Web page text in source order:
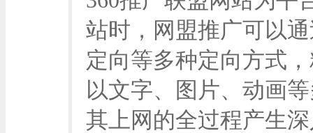
站时，网盟推广可以
定向等多种定向方式
以文字、图片、动画
其上网的全过程产生